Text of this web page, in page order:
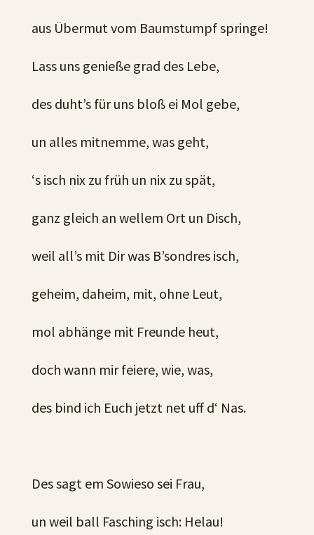
aus Übermut vom Baumstumpf springe!
Lass uns genieße grad des Lebe,
des duht’s für uns bloß ei Mol gebe,
un alles mitnemme, was geht,
‘s isch nix zu früh un nix zu spät,
ganz gleich an wellem Ort un Disch,
weil all’s mit Dir was B’sondres isch,
geheim, daheim, mit, ohne Leut,
mol abhänge mit Freunde heut,
doch wann mir feiere, wie, was,
des bind ich Euch jetzt net uff d‘ Nas.
Des sagt em Sowieso sei Frau,
un weil ball Fasching isch: Helau!